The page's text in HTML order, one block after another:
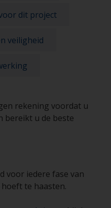
dit project
veiligheid
rekening voordat u
bereikt u de beste
voor iedere fase van
te haasten.